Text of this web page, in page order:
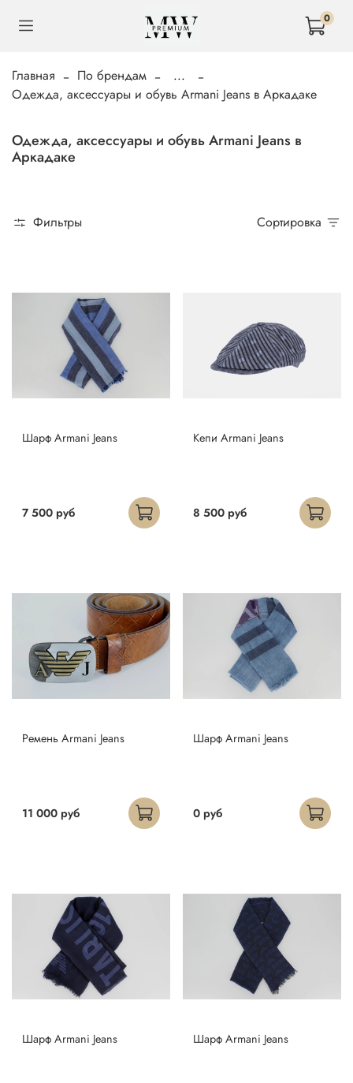
0
Главная По брендам
...
Одежда, аксессуары и обувь Armani Jeans в Аркадаке
Одежда, аксессуары и обувь Armani Jeans в
Аркадаке
Фильтры Сортировка
Шарф Armani Jeans
7 500 руб
Кепи Armani Jeans
8 500 руб
Ремень Armani Jeans
11 000 руб
Шарф Armani Jeans
0 руб
Шарф Armani Jeans Шарф Armani Jeans